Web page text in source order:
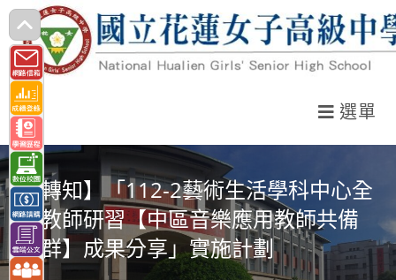
跳
轉
至
主
要
內
容
選單
【轉知】「112-2藝術生活學科中心全
國教師研習【中區音樂應用教師共備
社群】成果分享」實施計劃